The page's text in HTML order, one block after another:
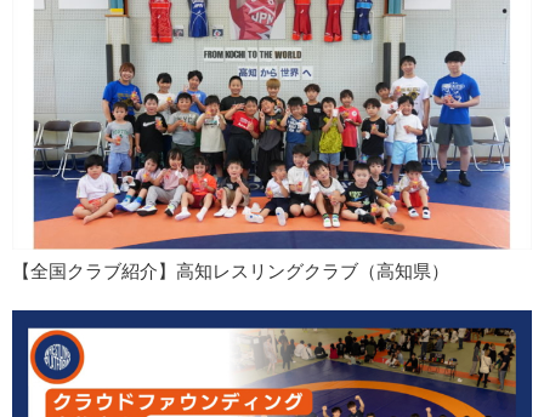
【全国クラブ紹介】高知レスリングクラブ（高知県）